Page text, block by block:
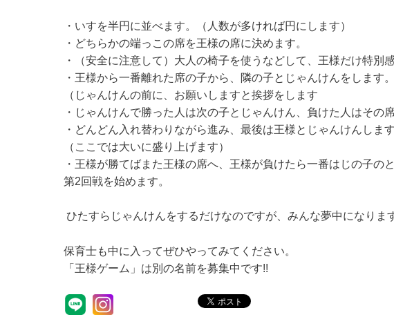
・いすを半円に並べます。（人数が多ければ円にします）
・どちらかの端っこの席を王様の席に決めます。
・（安全に注意して）大人の椅子を使うなどして、王様だけ特別
・王様から一番離れた席の子から、隣の子とじゃんけんをします。
（じゃんけんの前に、お願いしますと挨拶をします
・じゃんけんで勝った人は次の子とじゃんけん、負けた人はその
・どんどん入れ替わりながら進み、最後は王様とじゃんけんします
（ここでは大いに盛り上げます）
・王様が勝てばまた王様の席へ、王様が負けたら一番はじの子の
第2回戦を始めます。
ひたすらじゃんけんをするだけなのですが、みんな夢中になりま
保育士も中に入ってぜひやってみてください。
「王様ゲーム」は別の名前を募集中です!!